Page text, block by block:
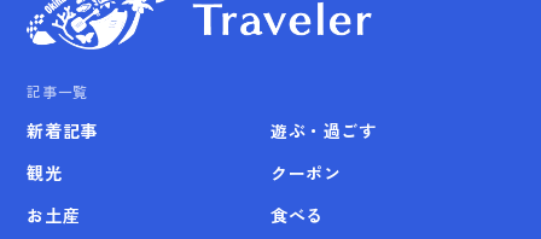
記事一覧
新着記事
観光
お土産
遊ぶ・過ごす
クーポン
食べる